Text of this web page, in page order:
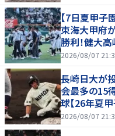
【7日夏甲子
東海大甲府
勝利！健大高
2026/08/07
長崎日大が
会最多の15
球【26年夏甲
2026/08/07